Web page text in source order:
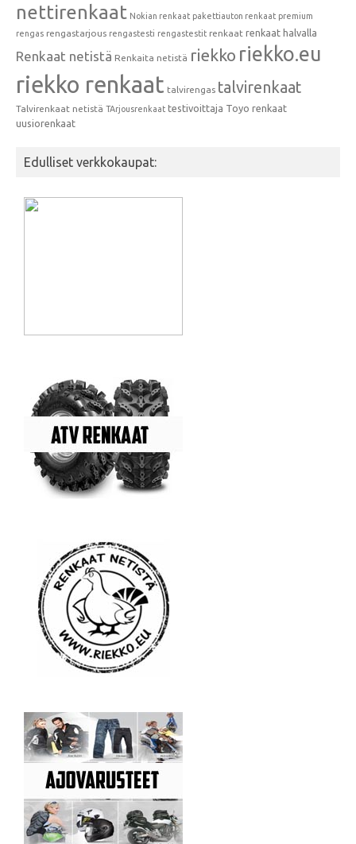
nettirenkaat Nokian renkaat pakettiauton renkaat premium
rengas rengastarjous rengastesti rengastestit renkaat renkaat halvalla
Renkaat netistä Renkaita netistä riekko riekko.eu
riekko renkaat talvirengas talvirenkaat
Talvirenkaat netistä TArjousrenkaat testivoittaja Toyo renkaat
uusiorenkaat
Edulliset verkkokaupat: